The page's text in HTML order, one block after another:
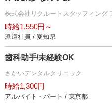
株式会社リクルートスタッフィング
時給1,550円～
派遣社員 / 愛知県
歯科助手/未経験OK
さかいデンタルクリニック
時給1,300円
アルバイト・パート / 東京都